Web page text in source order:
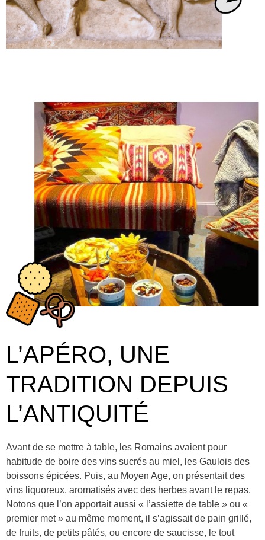
L’APÉRO, UNE
TRADITION DEPUIS
L’ANTIQUITÉ
Avant de se mettre à table, les Romains avaient pour
habitude de boire des vins sucrés au miel, les Gaulois des
boissons épicées. Puis, au Moyen Age, on présentait des
vins liquoreux, aromatisés avec des herbes avant le repas.
Notons que l’on apportait aussi « l’assiette de table » ou «
premier met » au même moment, il s’agissait de pain grillé,
de fruits, de petits pâtés, ou encore de saucisse, le tout